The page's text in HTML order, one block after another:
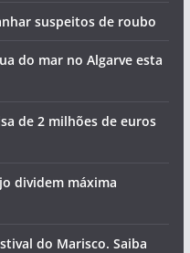
suspeitos de roubo
do mar no Algarve esta
de 2 milhões de euros
dividem máxima
do Marisco. Saiba